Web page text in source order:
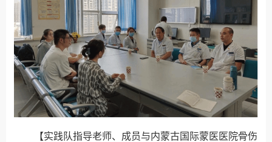
【实践队指导老师、成员与内蒙古国际蒙医医院骨伤